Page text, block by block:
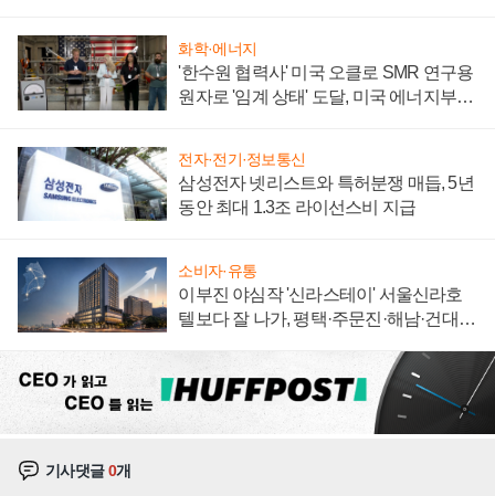
화학·에너지
'한수원 협력사' 미국 오클로 SMR 연구용
원자로 '임계 상태' 도달, 미국 에너지부
전자·전기·정보통신
삼성전자 넷리스트와 특허분쟁 매듭, 5년
동안 최대 1.3조 라이선스비 지급
소비자·유통
이부진 야심작 '신라스테이' 서울신라호
텔보다 잘 나가, 평택·주문진·해남·건대로
기사댓글0개